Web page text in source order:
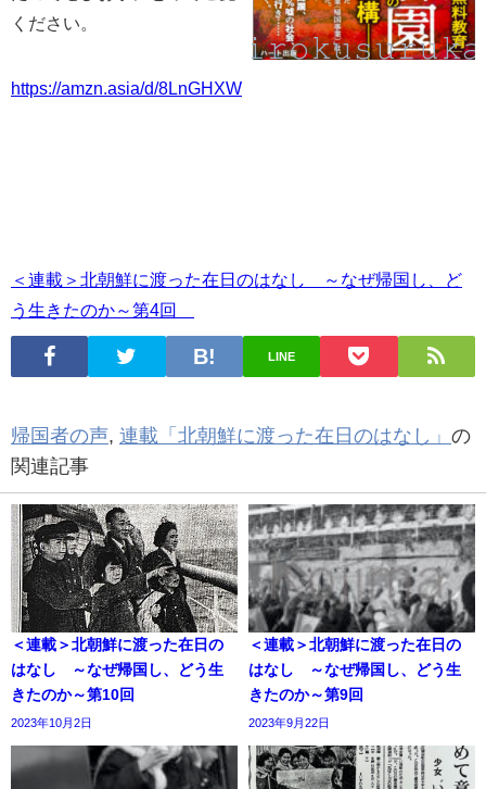
ください。
https://amzn.asia/d/8LnGHXW
＜連載＞北朝鮮に渡った在日のはなし ～なぜ帰国し、ど
う生きたのか～第4回
LINE
帰国者の声, 連載「北朝鮮に渡った在日のはなし」 の
関連記事
＜連載＞北朝鮮に渡った在日の
はなし ～なぜ帰国し、どう生
きたのか～第10回
2023年10月2日
＜連載＞北朝鮮に渡った在日の
はなし ～なぜ帰国し、どう生
きたのか～第9回
2023年9月22日